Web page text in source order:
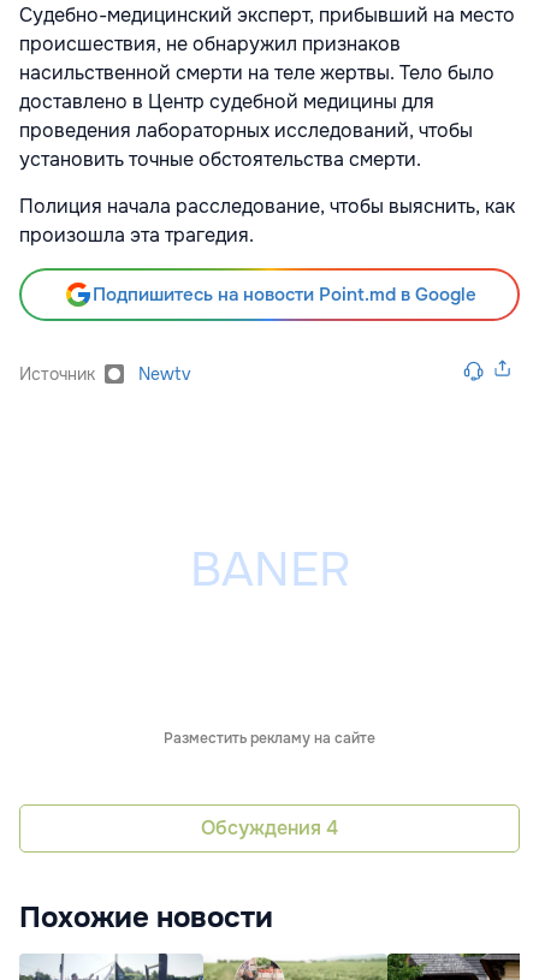
Судебно-медицинский эксперт, прибывший на место
происшествия, не обнаружил признаков
насильственной смерти на теле жертвы. Тело было
доставлено в Центр судебной медицины для
проведения лабораторных исследований, чтобы
установить точные обстоятельства смерти.
Полиция начала расследование, чтобы выяснить, как
произошла эта трагедия.
Подпишитесь на новости Point.md в Google
Источник Newtv
Разместить рекламу на сайте
Обсуждения 4
Похожие новости